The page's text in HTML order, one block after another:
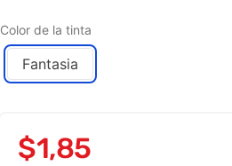
Color de la tinta
Fantasia
$1,85